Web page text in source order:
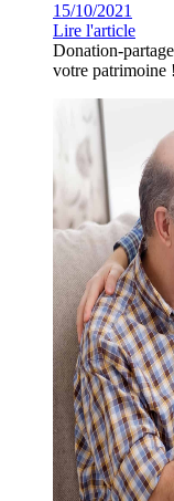
15/10/2021
Lire l'article
Donation-
votre patrimoine !